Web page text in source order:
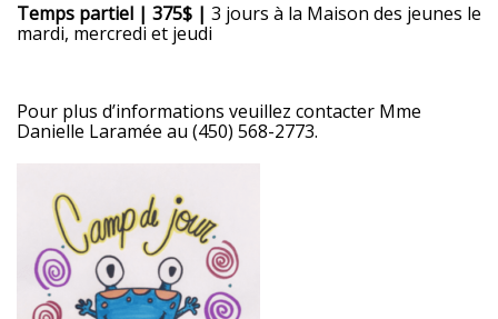
Temps partiel | 375$ | 3 jours à la Maison des jeunes le
mardi, mercredi et jeudi
Pour plus d’informations veuillez contacter Mme
Danielle Laramée au (450) 568-2773.